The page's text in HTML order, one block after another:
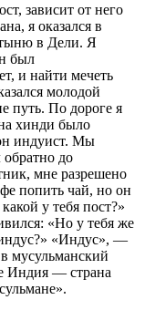
зависит от него
я оказался в
в Дели. Я
был
и найти мечеть
молодой
путь. По дороге я
хинди было
индуист. Мы
до
мне разрешено
попить чай, но он
у тебя пост?»
«Но у тебя же
«Индус», —
мусульманский
Индия — страна